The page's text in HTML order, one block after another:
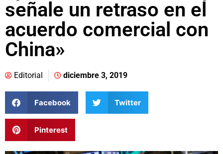
señale un retraso en el
acuerdo comercial con
China»
Editorial diciembre 3, 2019
Facebook Twitter
Pinterest